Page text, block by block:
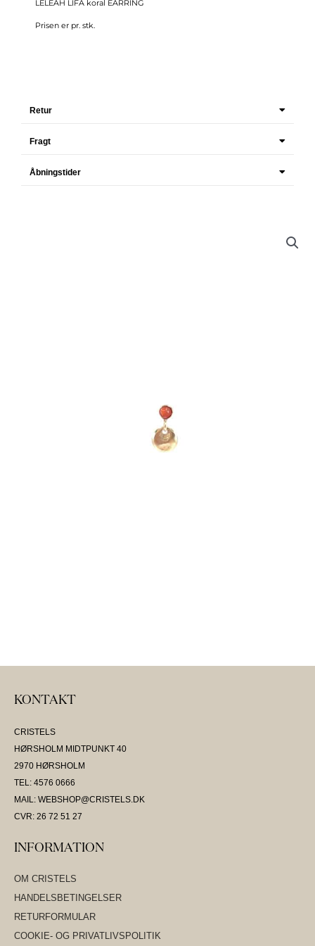
LELEAH LIFA koral EARRING
Prisen er pr. stk.
Retur
Fragt
Åbningstider
KONTAKT
CRISTELS
HØRSHOLM MIDTPUNKT 40
2970 HØRSHOLM
TEL: 4576 0666
MAIL: WEBSHOP@CRISTELS.DK
CVR: 26 72 51 27
INFORMATION
OM CRISTELS
HANDELSBETINGELSER
RETURFORMULAR
COOKIE- OG PRIVATLIVSPOLITIK